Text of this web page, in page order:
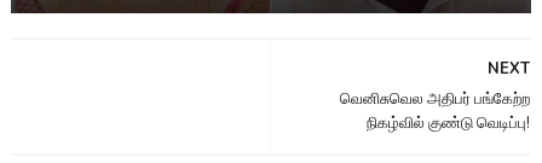
NEXT
வெனிசுவெல அதிபர் பங்கேற்ற
நிகழ்வில் குண்டு வெடிப்பு!